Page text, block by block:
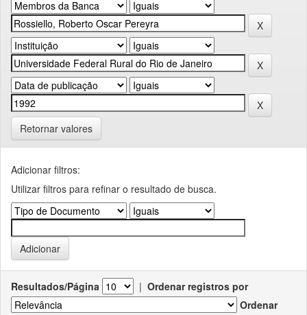
Retornar valores
Adicionar filtros:
Utilizar filtros para refinar o resultado de busca.
Resultados/Página | Ordenar registros por
Ordenar